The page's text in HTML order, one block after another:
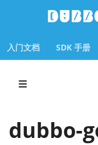
入门文档 SDK 手册
dubbo-